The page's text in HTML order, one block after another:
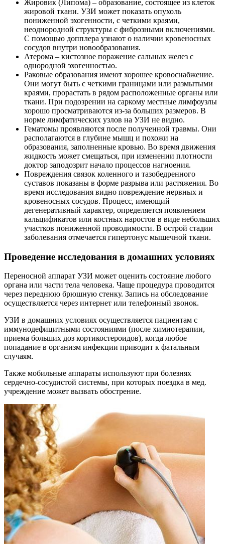
Жировик (Липома) – образование, состоящее из клеток
жировой ткани. УЗИ может показать опухоль
пониженной эхогенности, с четкими краями,
неоднородной структуры с фиброзными включениями.
С помощью допплера узнают о наличии кровеносных
сосудов внутри новообразования.
Атерома – кистозное поражение сальных желез с
однородной эхогенностью.
Раковые образования имеют хорошее кровоснабжение.
Они могут быть с четкими границами или размытыми
краями, прорастать в рядом расположенные органы или
ткани. При подозрении на саркому местные лимфоузлы
хорошо просматриваются из-за больших размеров. В
норме лимфатических узлов на УЗИ не видно.
Гематомы проявляются после полученной травмы. Они
располагаются в глубине мышц и похожи на
образования, заполненные кровью. Во время движения
жидкость может смещаться, при изменении плотности
доктор заподозрит начало процессов нагноения.
Повреждения связок коленного и тазобедренного
суставов показаны в форме разрыва или растяжения. Во
время исследования видно повреждение нервных и
кровеносных сосудов. Процесс, имеющий
дегенеративный характер, определяется появлением
кальцификатов или костных наростов в виде небольших
участков пониженной проводимости. В острой стадии
заболевания отмечается гипертонус мышечной ткани.
Проведение исследования в домашних условиях
Переносной аппарат УЗИ может оценить состояние любого
органа или части тела человека. Чаще процедура проводится
через переднюю брюшную стенку. Запись на обследование
осуществляется через интернет или телефонный звонок.
УЗИ в домашних условиях осуществляется пациентам с
иммунодефицитными состояниями (после химиотерапии,
приема больших доз кортикостероидов), когда любое
попадание в организм инфекции приводит к фатальным
случаям.
Также мобильные аппараты используют при болезнях
сердечно-сосудистой системы, при которых поездка в мед.
учреждение может вызвать обострение.